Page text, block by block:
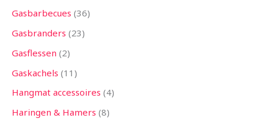
Gasbarbecues 36
Gasbranders 23
Gasflessen 2
Gaskachels 11
Hangmat accessoires 4
Haringen & Hamers 8